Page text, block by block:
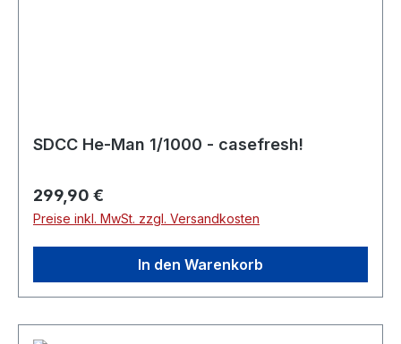
SDCC He-Man 1/1000 - casefresh!
Regulärer Preis:
299,90 €
Preise inkl. MwSt. zzgl. Versandkosten
In den Warenkorb